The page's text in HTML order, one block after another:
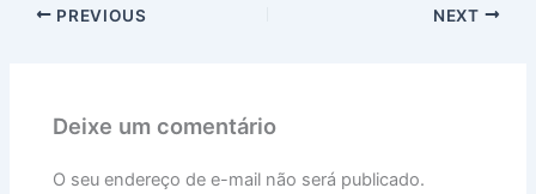
PREVIOUS NEXT
Deixe um comentário
O seu endereço de e-mail não será publicado.